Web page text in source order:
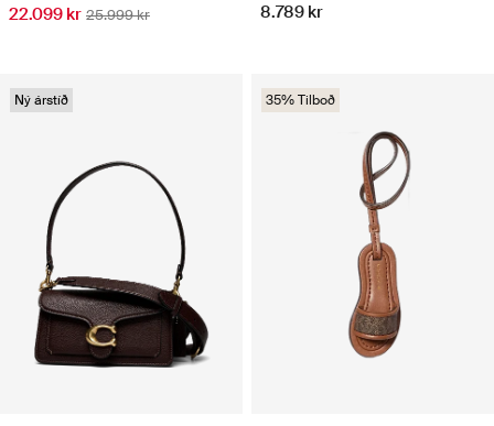
22.099 kr 25.999 kr 8.789 kr
Ný árstíð 35% Tilboð